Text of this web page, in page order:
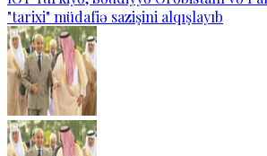
"tarixi" müdafiə sazişini alqışlayıb